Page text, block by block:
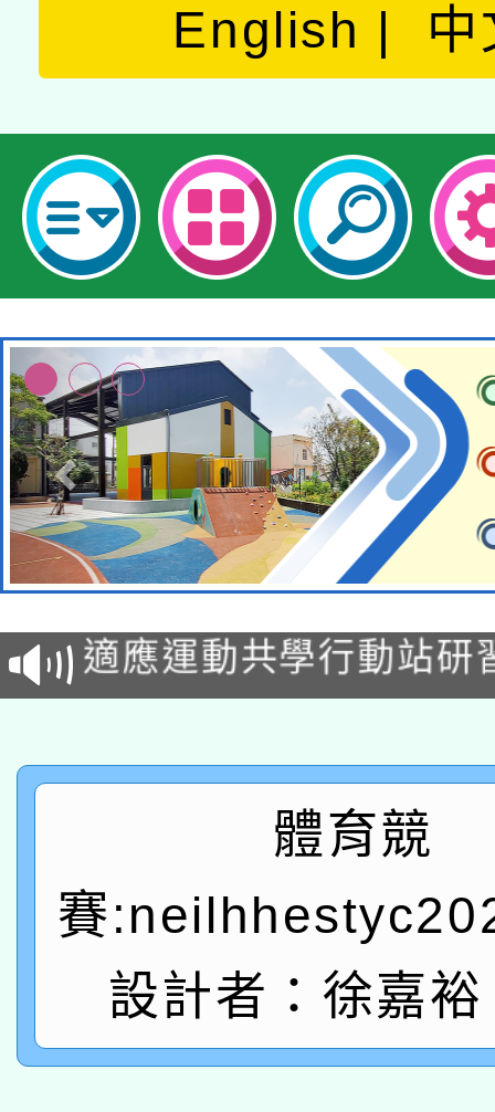
English 中
本校115學年度第2次
招甄選結果公告(無人
招)
適應運動共學行動站研
本館辦理115年度閱讀
暨閱讀推動專業研習
A3數位素養講師名單
「數位內容與教學軟
pilot」
有關大陸委員會函釋公
薪期間赴陸應申請許可
轉知經濟部水利署委託
業技術研究院辦理「
115年8月22日(星期六
體育競
賽
設計者：徐嘉